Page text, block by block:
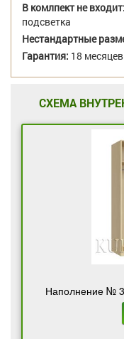
В комлпект не входит:
подсветка
Нестандартные
Гарантия: 18 месяцев
СХЕМА
Наполнение №